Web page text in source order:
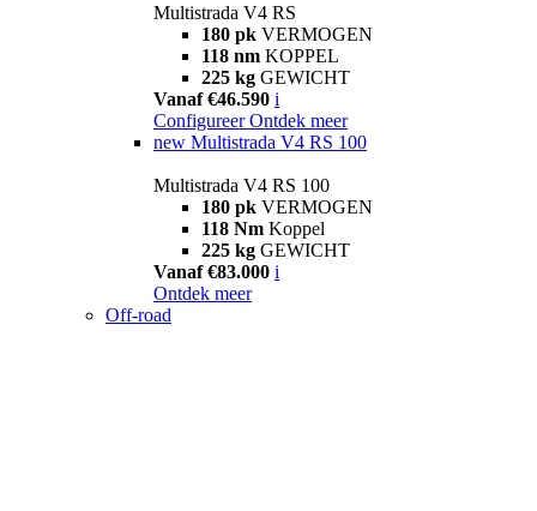
Multistrada V4 RS
180 pk VERMOGEN
118 nm KOPPEL
225 kg GEWICHT
Vanaf €46.590 i
Configureer Ontdek meer
new Multistrada V4 RS 100
Multistrada V4 RS 100
180 pk VERMOGEN
118 Nm Koppel
225 kg GEWICHT
Vanaf €83.000 i
Ontdek meer
Off-road